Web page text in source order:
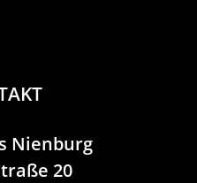
Nienburg
20